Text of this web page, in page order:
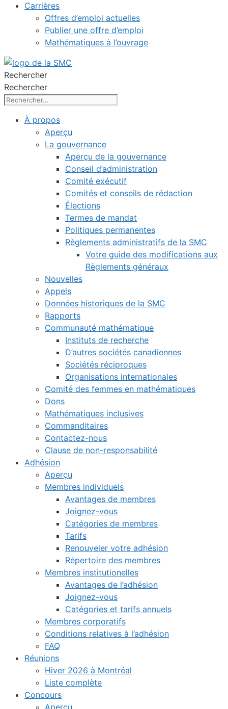
Carrières
Offres d’emploi actuelles
Publier une offre d’emploi
Mathématiques à l’ouvrage
Rechercher
Rechercher
À propos
Aperçu
La gouvernance
Aperçu de la gouvernance
Conseil d’administration
Comité exécutif
Comités et conseils de rédaction
Élections
Termes de mandat
Politiques permanentes
Règlements administratifs de la SMC
Votre guide des modifications aux
Règlements généraux
Nouvelles
Appels
Données historiques de la SMC
Rapports
Communauté mathématique
Instituts de recherche
D’autres sociétés canadiennes
Sociétés réciproques
Organisations internationales
Comité des femmes en mathématiques
Dons
Mathématiques inclusives
Commanditaires
Contactez-nous
Clause de non-responsabilité
Adhésion
Aperçu
Membres individuels
Avantages de membres
Joignez-vous
Catégories de membres
Tarifs
Renouveler votre adhésion
Répertoire des membres
Membres institutionelles
Avantages de l’adhésion
Joignez-vous
Catégories et tarifs annuels
Membres corporatifs
Conditions relatives à l’adhésion
FAQ
Réunions
Hiver 2026 à Montréal
Liste complète
Concours
Aperçu